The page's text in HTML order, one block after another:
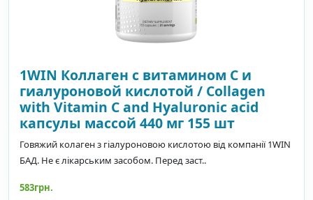
1WIN Коллаген с витамином С и
гиалуроновой кислотой / Сollagen
with Vitamin C and Hyaluronic acid
капсулы массой 440 мг 155 шт
Говяжий колаген з гіалуроновою кислотою від компанії 1WIN
БАД. Не є лікарським засобом. Перед заст..
583грн.